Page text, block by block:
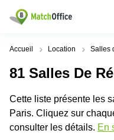
Rechercher / publier
Pages
produits
Bureau
Villes
Paris
Lille
Recherches
Centres
d'affaires
Aide
Qui sommes-nous?
Accueil Location Salles
81 Salles De
Cette liste présente les
Paris. Cliquez sur
consulter les détails. En